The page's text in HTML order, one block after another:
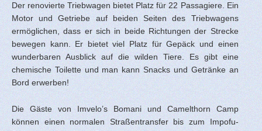
Der renovierte Triebwagen bietet Platz für 22 Passagiere. Ein
Motor und Getriebe auf beiden Seiten des Triebwagens
ermöglichen, dass er sich in beide Richtungen der Strecke
bewegen kann. Er bietet viel Platz für Gepäck und einen
wunderbaren Ausblick auf die wilden Tiere. Es gibt eine
chemische Toilette und man kann Snacks und Getränke an
Bord erwerben!
Die Gäste von Imvelo’s Bomani und Camelthorn Camp
können einen normalen Straßentransfer bis zum Impofu-